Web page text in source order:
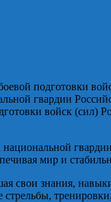
подготовки
гвардии
войск (сил)
национальной
мир и
свои знания,